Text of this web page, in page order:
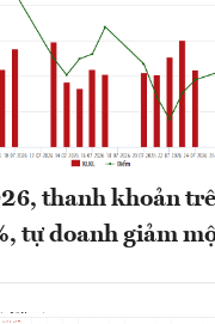
thanh khoản
tự doanh giảm